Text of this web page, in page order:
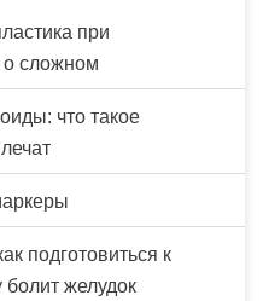
при
о сложном
что такое
подготовиться к
болит желудок